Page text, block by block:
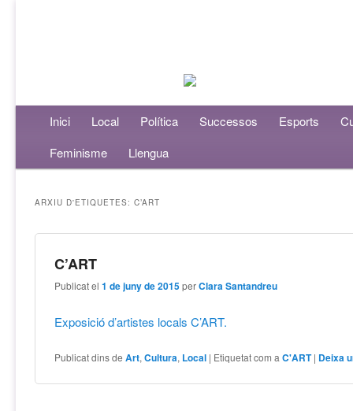
Menú principalAneu al contingut principal
Aneu al contingut secundari
Inici Local Política Successos Esports
Feminisme
Llengua
ARXIU D'ETIQUETES:C’ART
C’ART
Publicat el1 de juny de 2015 perClara Santandreu
Exposició d’artistes locals C’ART.
Publicat dins de Art,Cultura, Local | Etiquetat com a C'ART | Deixa